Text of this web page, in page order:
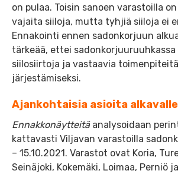
on pulaa. Toisin sanoen varastoilla
vajaita siiloja, mutta tyhjiä siiloja ei
Ennakointi ennen sadonkorjuun
tärkeää, ettei
siilosiirtoja ja vastaavia
järjestämiseksi.
Ajankohtaisia asioita
Ennakkonäytteitäanalysoidaan
kattavasti Viljavan varastoilla
– 15.10.2021. Varastot ovat Koria,
Seinäjoki, Kokemäki, Loimaa, Perniö